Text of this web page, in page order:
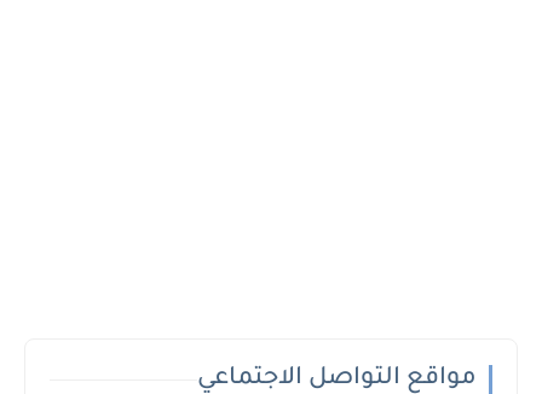
مواقع التواصل الاجتماعي